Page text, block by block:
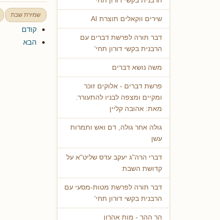
שירים ווקאלים תוצרת AI
דבר תורה לפרשת דברים עם
הרבנית בקשי דורון תחי'
משה נושא דברים
פרשת דברים - אלוקים זוכר
ומקיים ומצפה לבניו להתעורר.
מאת: אהובה קליין
גולה אחר גולה, דם ואש ותמרות
עשן
דברי הרה"ג יעקב עדס שליט"א על
קדושת השבת
דבר תורה לפרשת מטות-מסעי עם
הרבנית בקשי דורון תחי'
הר ההר - מות אהרון
שמירת שבת
קודם
הבא